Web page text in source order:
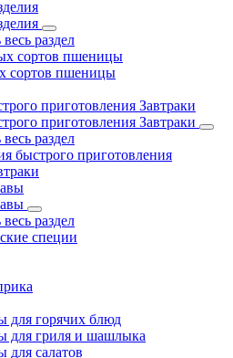
раздел
сортов пшеницы
сортов пшеницы
приготовления Завтраки
приготовления Завтраки
раздел
быстрого приготовления
раздел
специи
для горячих блюд
для гриля и шашлыка
для салатов